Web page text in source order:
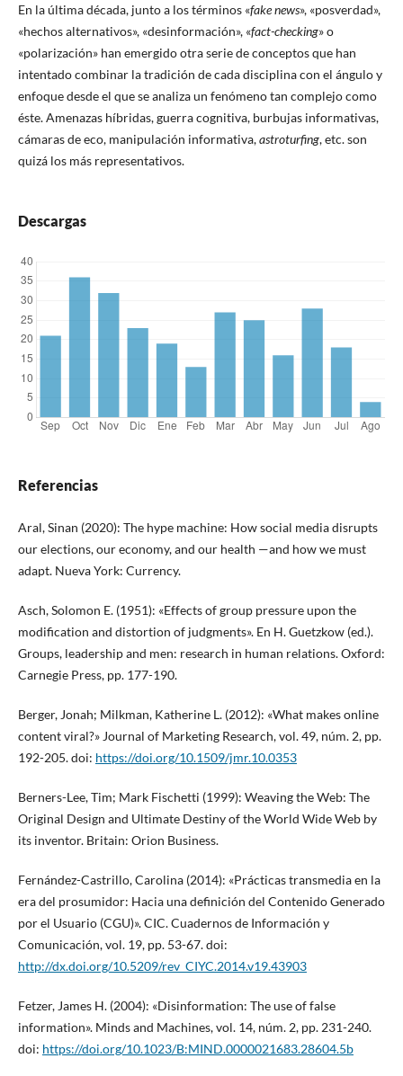
En la última década, junto a los términos «fake news», «posverdad»,
«hechos alternativos», «desinformación», «fact-checking» o
«polarización» han emergido otra serie de conceptos que han
intentado combinar la tradición de cada disciplina con el ángulo y
enfoque desde el que se analiza un fenómeno tan complejo como
éste. Amenazas híbridas, guerra cognitiva, burbujas informativas,
cámaras de eco, manipulación informativa,astroturfing, etc. son
quizá los más representativos.
Descargas
Referencias
Aral, Sinan (2020): The hype machine: How social media disrupts
our elections, our economy, and our health —and how we must
adapt. Nueva York: Currency.
Asch, Solomon E. (1951): «Effects of group pressure upon the
modification and distortion of judgments». En H. Guetzkow (ed.).
Groups, leadership and men: research in human relations. Oxford:
Carnegie Press, pp. 177-190.
Berger, Jonah; Milkman, Katherine L. (2012): «What makes online
content viral?» Journal of Marketing Research, vol. 49, núm. 2, pp.
192-205. doi: https://doi.org/10.1509/jmr.10.0353
Berners-Lee, Tim; Mark Fischetti (1999): Weaving the Web: The
Original Design and Ultimate Destiny of the World Wide Web by
its inventor. Britain: Orion Business.
Fernández-Castrillo, Carolina (2014): «Prácticas transmedia en la
era del prosumidor: Hacia una definición del Contenido Generado
por el Usuario (CGU)». CIC. Cuadernos de Información y
Comunicación, vol. 19, pp. 53-67. doi:
http://dx.doi.org/10.5209/rev_CIYC.2014.v19.43903
Fetzer, James H. (2004): «Disinformation: The use of false
information». Minds and Machines, vol. 14, núm. 2, pp. 231-240.
doi: https://doi.org/10.1023/B:MIND.0000021683.28604.5b